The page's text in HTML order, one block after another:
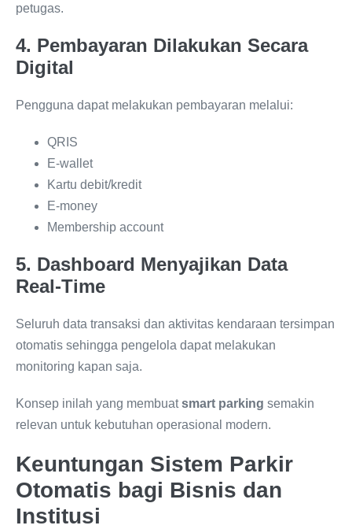
petugas.
4. Pembayaran Dilakukan Secara
Digital
Pengguna dapat melakukan pembayaran melalui:
QRIS
E-wallet
Kartu debit/kredit
E-money
Membership account
5. Dashboard Menyajikan Data
Real-Time
Seluruh data transaksi dan aktivitas kendaraan tersimpan
otomatis sehingga pengelola dapat melakukan
monitoring kapan saja.
Konsep inilah yang membuatsmart parking semakin
relevan untuk kebutuhan operasional modern.
Keuntungan Sistem Parkir
Otomatis bagi Bisnis dan
Institusi